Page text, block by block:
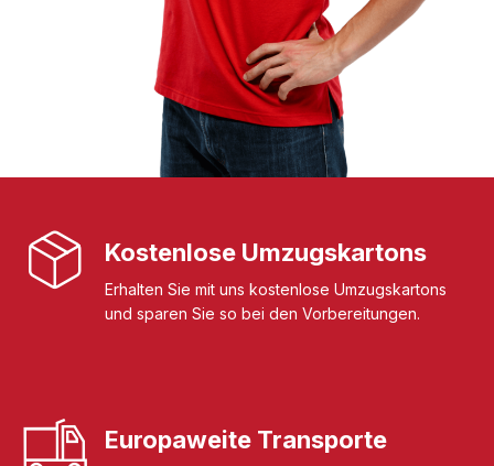
Kostenlose Umzugskartons
Erhalten Sie mit uns kostenlose Umzugskartons
und sparen Sie so bei den Vorbereitungen.
Europaweite Transporte